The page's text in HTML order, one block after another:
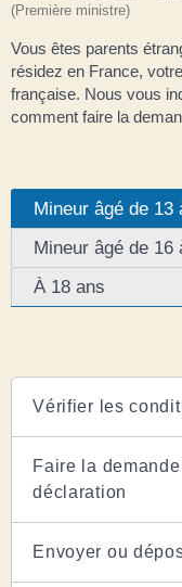
(Première ministre)
Vous êtes parents
résidez en France,
française. Nous vous
comment faire la
Mineur âgé de 13
Mineur âgé de 16
À 18 ans
Vérifier les
Faire la
déclaration
Envoyer ou